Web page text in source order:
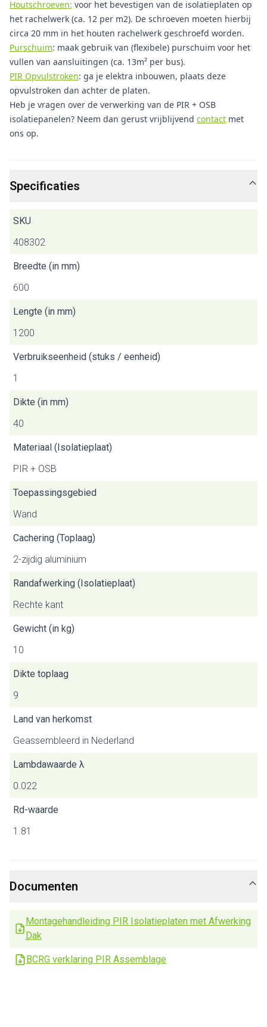
Houtschroeven: voor het bevestigen van de isolatieplaten op
het rachelwerk (ca. 12 per m2). De schroeven moeten hierbij
circa 20 mm in het houten rachelwerk geschroefd worden.
Purschuim: maak gebruik van (flexibele) purschuim voor het
vullen van aansluitingen (ca. 13m² per bus).
PIR Opvulstroken: ga je elektra inbouwen, plaats deze
opvulstroken dan achter de platen.
Heb je vragen over de verwerking van de PIR + OSB
isolatiepanelen? Neem dan gerust vrijblijvend contact met
ons op.
Specificaties
SKU
408302
Breedte (in mm)
600
Lengte (in mm)
1200
Verbruikseenheid (stuks / eenheid)
1
Dikte (in mm)
40
Materiaal (Isolatieplaat)
PIR + OSB
Toepassingsgebied
Wand
Cachering (Toplaag)
2-zijdig aluminium
Randafwerking (Isolatieplaat)
Rechte kant
Gewicht (in kg)
10
Dikte toplaag
9
Land van herkomst
Geassembleerd in Nederland
Lambdawaarde λ
0.022
Rd-waarde
1.81
Documenten
Montagehandleiding PIR Isolatieplaten met Afwerking
Dak
BCRG verklaring PIR Assemblage